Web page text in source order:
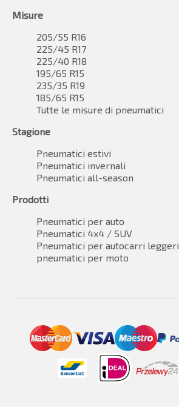
Misure
205/55 R16
225/45 R17
225/40 R18
195/65 R15
235/35 R19
185/65 R15
Tutte le misure di pneumatici
Stagione
Pneumatici estivi
Pneumatici invernali
Pneumatici all-season
Prodotti
Pneumatici per auto
Pneumatici 4x4 / SUV
Pneumatici per autocarri leggeri
pneumatici per moto